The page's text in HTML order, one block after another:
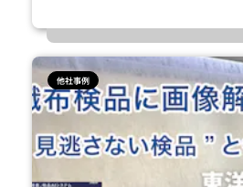
他社事例